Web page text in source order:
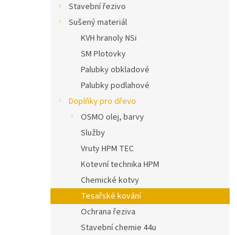
Stavební řezivo
Sušený materiál
KVH hranoly NSi
SM Plotovky
Palubky obkladové
Palubky podlahové
Doplňky pro dřevo
OSMO olej, barvy
Služby
Vruty HPM TEC
Kotevní technika HPM
Chemické kotvy
Tesařské kování
Ochrana řeziva
Stavební chemie 44u